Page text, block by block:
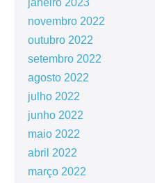
novembro 2022
outubro 2022
setembro 2022
agosto 2022
julho 2022
junho 2022
maio 2022
abril 2022
março 2022